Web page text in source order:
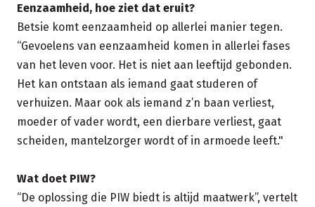
Eenzaamheid, hoe ziet dat eruit?
Betsie komt eenzaamheid op allerlei manier tegen.
“Gevoelens van eenzaamheid komen in allerlei fases
van het leven voor. Het is niet aan leeftijd gebonden.
Het kan ontstaan als iemand gaat studeren of
verhuizen. Maar ook als iemand z’n baan verliest,
moeder of vader wordt, een dierbare verliest, gaat
scheiden, mantelzorger wordt of in armoede leeft."
Wat doet PIW?
“De oplossing die PIW biedt is altijd maatwerk”, vertelt